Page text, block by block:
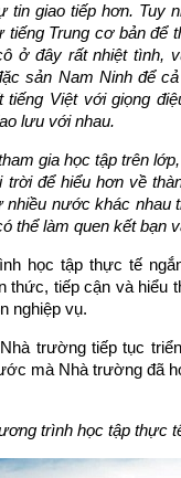
tin giao tiếp hơn. Tuy
tiếng Trung cơ bản
ở đây rất nhiệt tình,
sản Nam Ninh để
Việt với giọng
lưu với nhau.
gia học tập trên
trời để hiểu hơn về
nhiều nước khác
thể làm quen kết bạn
học tập thực tế
thức, tiếp cận và
nghiệp vụ.
trường tiếp tục
mà Nhà trường đã
trình học tập thực